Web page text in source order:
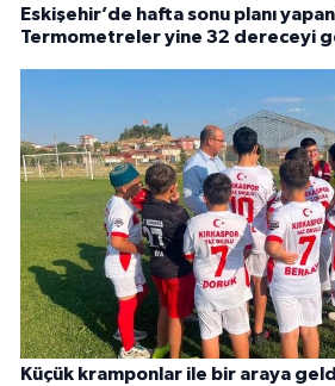
Eskişehir’de hafta sonu planı
Termometreler yine 32 dereceyi
Küçük kramponlar ile bir araya